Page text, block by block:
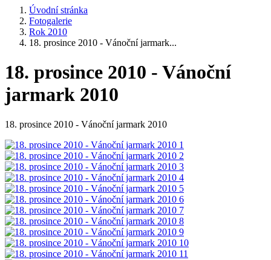
Úvodní stránka
Fotogalerie
Rok 2010
18. prosince 2010 - Vánoční jarmark...
18. prosince 2010 - Vánoční
jarmark 2010
18. prosince 2010 - Vánoční jarmark 2010